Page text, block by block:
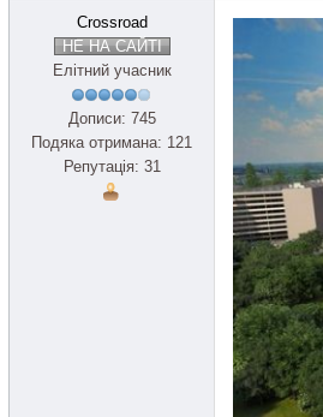
Crossroad
НЕ НА САЙТІ
Елітний учасник
Дописи: 745
Подяка отримана: 121
Репутація: 31